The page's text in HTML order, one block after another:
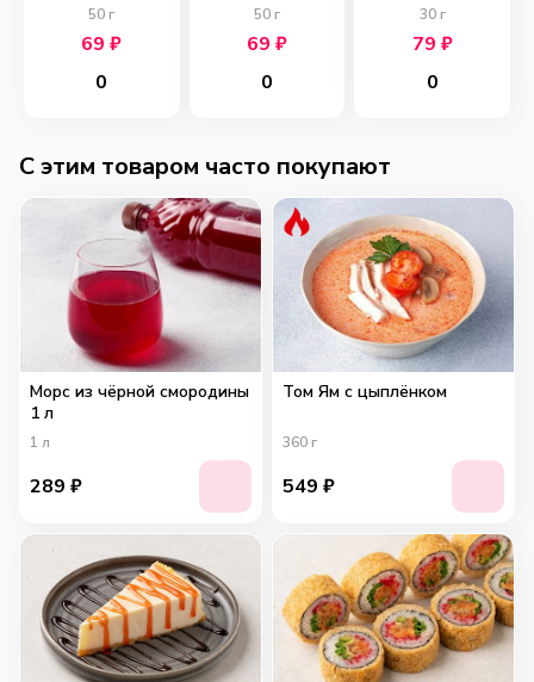
50 г
69₽
0
50г
69 ₽
0
30г
79 ₽
0
C этим товаром часто покупают
Морс из чёрной смородины
1 л
1 л
289 ₽
Том Ям с цыплёнком
360 г
549 ₽